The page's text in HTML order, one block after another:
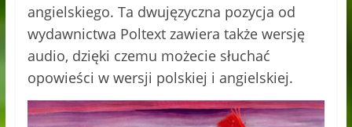
angielskiego. Ta dwujęzyczna pozycja od
wydawnictwa Poltext zawiera także wersję
audio, dzięki czemu możecie słuchać
opowieści w wersji polskiej i angielskiej.